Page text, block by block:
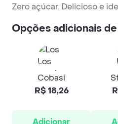
Zero açúcar. Delicioso e
Opções adicionais
Cobasi
R$ 18,26
Adicionar